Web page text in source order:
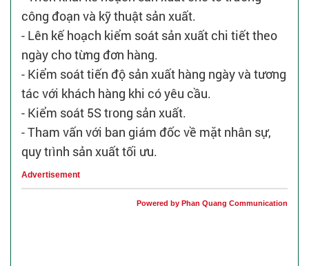
công đoạn và kỹ thuật sản xuất.
- Lên kế hoạch kiểm soát sản xuất chi tiết theo
ngày cho từng đơn hàng.
- Kiểm soát tiến độ sản xuất hàng ngày và tương
tác với khách hàng khi có yêu cầu.
- Kiểm soát 5S trong sản xuất.
- Tham vấn với ban giám đốc về mặt nhân sự,
quy trình sản xuất tối ưu.
Advertisement
Powered by Phan Quang Communication